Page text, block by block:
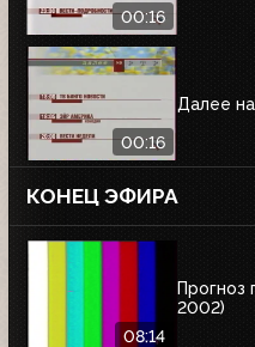
00:16
00:16
Далее
КОНЕЦ ЭФИРА
08:14
Прогноз
2002)